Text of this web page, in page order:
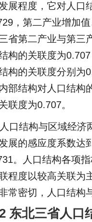
展程度，它对人口
，第二产业增加
省第二产业与第三
构的关联度为
构的关联度分别为
部结构对人口结构
联度为0.707。
人口结构与区域经济
展的感应度系数达
。人口结构各项
程度以较高关联为
常密切，人口结构
东北三省人口